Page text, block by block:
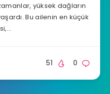
yüksek dağların
Bu ailenin en küçük
0
51